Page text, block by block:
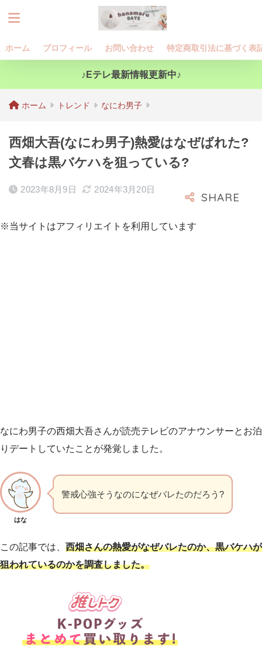
ホーム プロフィール お問い合わせ 特定商取引法に基づく表
♪Eテレ最新情報更新中♪
ホーム トレンド なにわ男子
西畑大吾(なにわ男子)熱愛はなぜばれた?
文春は黒バケハを狙っている?
2023年8月9日 2024年3月20日
※当サイトはアフィリエイトを利用しています
なにわ男子の西畑大吾さんが読売テレビのアナウンサーとお泊
りデートしていたことが発覚しました。
はな
警戒心強そうなのになぜバレたのだろう?
この記事では、 西畑さんの熱愛がなぜバレたのか、黒バケハが
狙われているのかを調査しました。